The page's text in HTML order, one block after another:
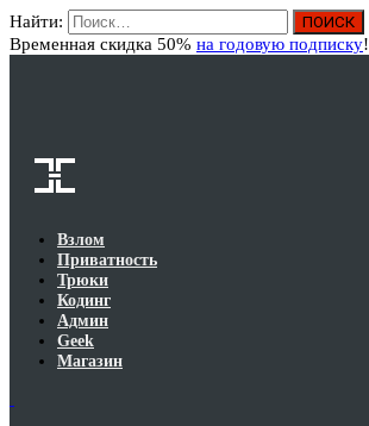
Найти:
Временная скидка 50% на годовую подписку!
Взлом
Приватность
Трюки
Кодинг
Админ
Geek
Магазин